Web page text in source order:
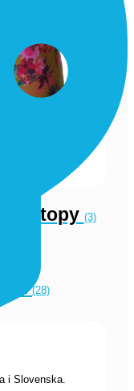
topy (3)
(28)
i Slovenska.